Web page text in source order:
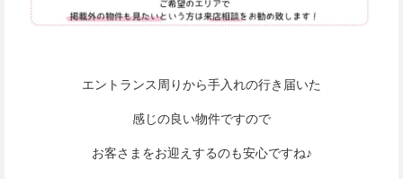
エントランス周りから手入れの行き届いた
感じの良い物件ですので
お客さまをお迎えするのも安心ですね♪